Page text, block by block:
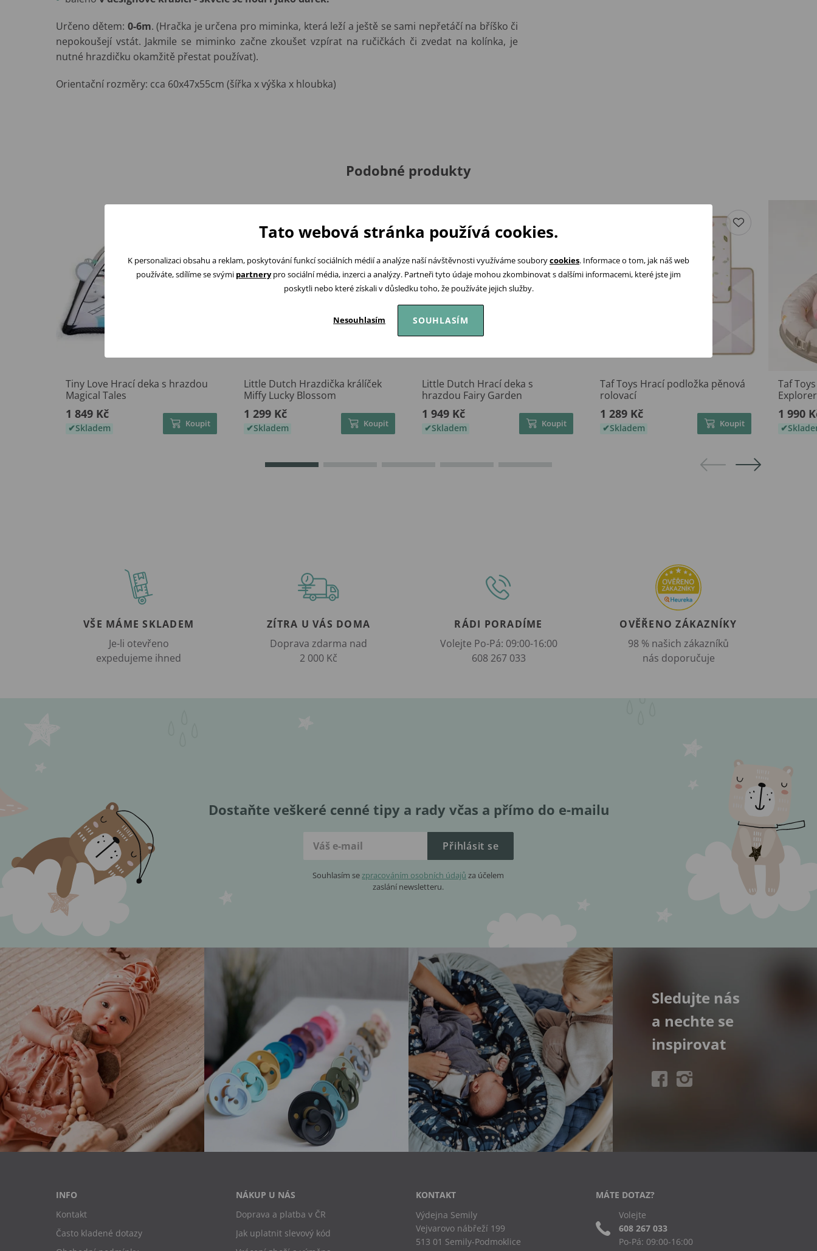
Určeno dětem: 0-6m. (Hračka je určena pro miminka, která leží a ještě se sami nepřetáčí na bříško či
nepokoušejí vstát. Jakmile se miminko začne zkoušet vzpírat na ručičkách či zvedat na kolínka, je
nutné hrazdičku okamžitě přestat používat).
Orientační rozměry: cca 60x47x55cm (šířka x výška x hloubka)
Podobné produkty
Tiny Love Hrací deka s hrazdou
Magical Tales
1 849 Kč
Skladem Koupit
Little Dutch Hrazdička králíček
Miffy Lucky Blossom
1 299 Kč
Skladem Koupit
Little Dutch Hrací deka s
hrazdou Fairy Garden
1 949 Kč
Skladem Koupit
Taf Toys Hrací podložka pěnová
rolovací
1 289 Kč
Skladem Koupit
Taf
Explorer
1 990
VŠE MÁME SKLADEM
Je-li otevřeno
expedujeme ihned
ZÍTRA U VÁS DOMA
Doprava zdarma nad
2 000 Kč
RÁDI PORADÍME
Volejte Po-Pá: 09:00-16:00
608 267 033
OVĚŘENO ZÁKAZNÍKY
98 % našich zákazníků
nás doporučuje
Dostaňte veškeré cenné tipy a rady včas a přímo do e-mailu
Přihlásit se
Souhlasím se zpracováním osobních údajů za účelem
zaslání newsletteru.
Sledujte nás
a nechte se
inspirovat
INFO
Kontakt
Často kladené dotazy
NÁKUP U NÁS
Doprava a platba v ČR
Jak uplatnit slevový kód
KONTAKT
Výdejna Semily
Vejvarovo nábřeží 199
513 01 Semily-Podmoklice
MÁTE DOTAZ?
Volejte
608 267 033
Po-Pá: 09:00-16:00
Tato webová stránka používá cookies.
K personalizaci obsahu a reklam, poskytování funkcí sociálních médií a analýze naší návštěvnosti využíváme souborycookies. Informace o tom, jak náš web
používáte, sdílíme se svými partnerypro sociální média, inzerci a analýzy. Partneři tyto údaje mohou zkombinovat s dalšími informacemi, které jste jim
poskytli nebo které získali v důsledku toho, že používáte jejich služby.
Nesouhlasím SOUHLASÍM